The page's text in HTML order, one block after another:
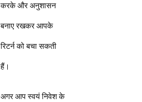
करके और अनुशासन
बनाए रखकर आपके
रिटर्न को बचा सकती
हैं।
अगर आप स्वयं निवेश के